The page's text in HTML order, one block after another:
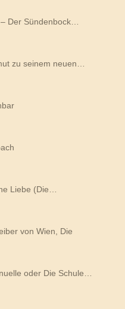
Der Sündenbock…
zu seinem neuen…
Liebe (Die…
von Wien, Die
oder Die Schule…